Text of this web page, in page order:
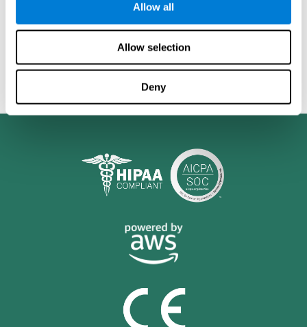
Allow all
Allow selection
Deny
إذا كان التدريب شخصيا ومستمرّ، يكون تأثير التدريب أكثر
فعاليةمن استخدام ألعاب غير محدّدة. ويبرز أيضا أنّ التدريب يكون
أكثر فعالية عند المشاركين الذين ابتدأوا بدرجة معرفية منخفضة، الأمر
أنّ هذا نوع التدريبات مفيد جدّا للناس الذين يعانون
فسادا معرفيّاً.